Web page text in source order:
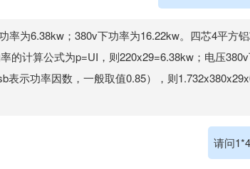
率为6.38kw；380v下功率为16.22kw。四芯4平方
的计算公式为p=UI，则220x29=6.38kw；电压
表示功率因数，一般取值0.85），则
请问